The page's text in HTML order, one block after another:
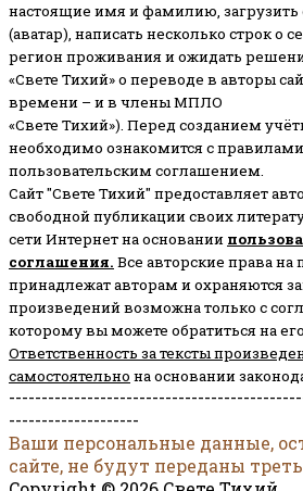
настоящие имя и фамилию,
(аватар), написать несколько строк о
регион проживания и ожидать
«Свете Тихий» о переводе в авторы
времени – и в члены МПЛО
«Свете Тихий»). Перед созданием
необходимо ознакомится с
пользовательским соглашением.
Сайт "Свете Тихий" предоставляет
свободной публикации своих
сети Интернет на основании
соглашения. Все авторские права на
принадлежат авторам и охраняются
произведений возможна только с
которому вы можете обратиться на
Ответственность за тексты
самостоятельно на основании
--------------------
Ваши персональные данные,
сайте, не будут переданы